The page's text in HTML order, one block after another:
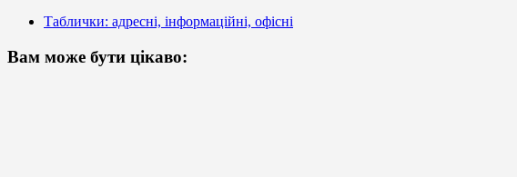
Таблички: адресні, інформаційні, офісні
Вам може бути цікаво: